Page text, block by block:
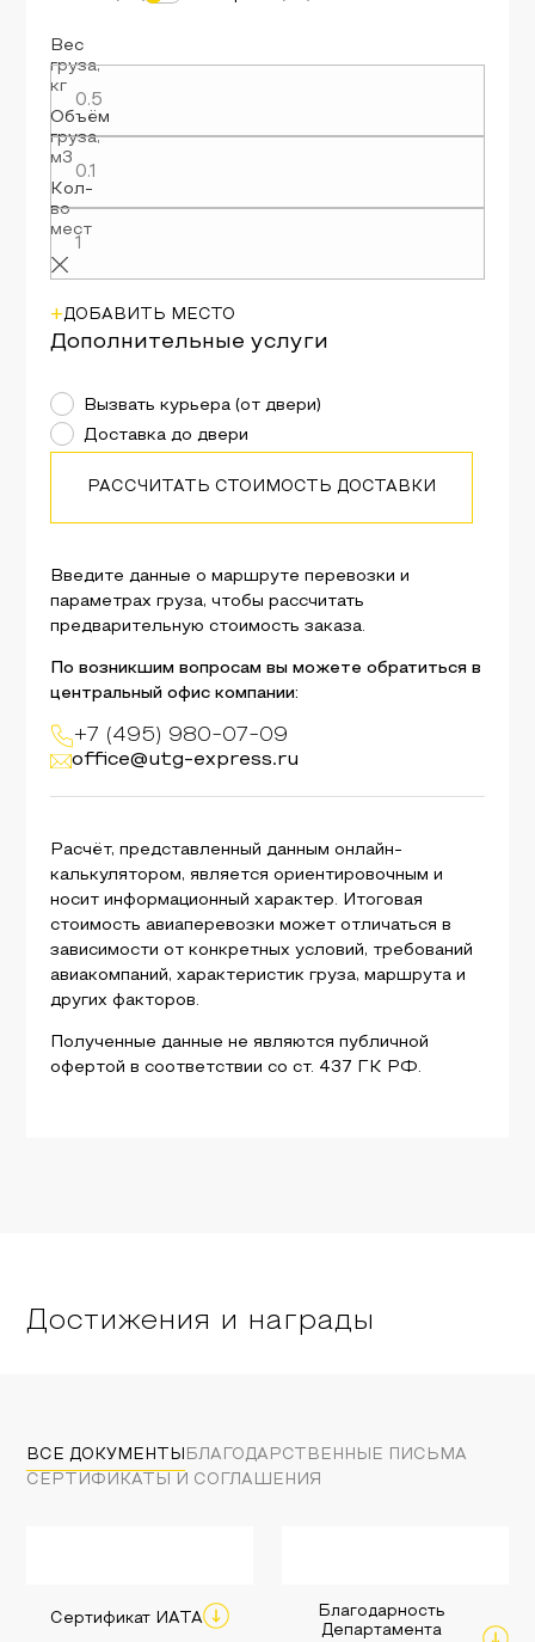
Введите данные о маршруте перевозки и
параметрах груза, чтобы рассчитать
предварительную стоимость заказа.
По возникшим вопросам вы можете обратиться в
центральный офис компании:
+7 (495) 980-07-09
office@utg-express.ru
Расчёт, представленный данным онлайн-
калькулятором, является ориентировочным и
носит информационный характер. Итоговая
стоимость авиаперевозки может отличаться в
зависимости от конкретных условий, требований
авиакомпаний, характеристик груза, маршрута и
других факторов.
Полученные данные не являются публичной
офертой в соответствии со ст. 437 ГК РФ.
Вес
груза,
кг
Объём
груза,
м3
Кол-
во
мест
+ДОБАВИТЬ МЕСТО
Дополнительные услуги
Вызвать курьера (от двери)
Доставка до двери
РАССЧИТАТЬ СТОИМОСТЬ ДОСТАВКИ
Достижения и награды
ВСЕ ДОКУМЕНТЫ БЛАГОДАРСТВЕННЫЕ ПИСЬМА
СЕРТИФИКАТЫ И СОГЛАШЕНИЯ
Сертификат ИАТА
Благодарность
Департамента